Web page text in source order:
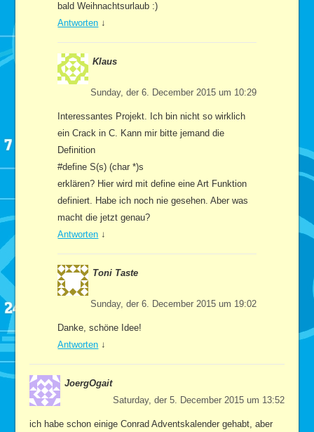
bald Weihnachtsurlaub :)
Antworten ↓
Klaus
Sunday, der 6. December 2015 um 10:29
Interessantes Projekt. Ich bin nicht so wirklich
ein Crack in C. Kann mir bitte jemand die
Definition
#define S(s) (char *)s
erklären? Hier wird mit define eine Art Funktion
definiert. Habe ich noch nie gesehen. Aber was
macht die jetzt genau?
Antworten ↓
Toni Taste
Sunday, der 6. December 2015 um 19:02
Danke, schöne Idee!
Antworten ↓
JoergOgait
Saturday, der 5. December 2015 um 13:52
ich habe schon einige Conrad Adventskalender gehabt, aber